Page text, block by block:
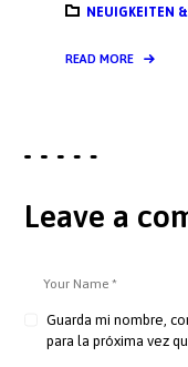
NEUIGKEITEN
READ MORE
Leave a
Guarda mi nombre,
para la próxima vez